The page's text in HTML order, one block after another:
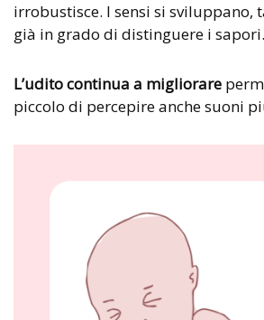
irrobustisce. I sensi si sviluppano,
già in grado di distinguere i sapori.
L’udito continua a migliorare
piccolo di percepire anche suoni